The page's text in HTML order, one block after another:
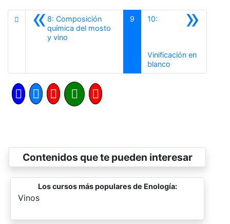
«8: Composición
química del mosto
y vino
9 »
10:
Vinificación en
blancoSiguiente
Contenidos que te pueden interesar
Los cursos más populares de Enología:
-
Vinos